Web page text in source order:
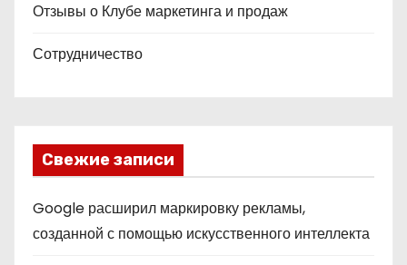
Отзывы о Клубе маркетинга и продаж
Сотрудничество
Свежие записи
Google расширил маркировку рекламы,
созданной с помощью искусственного интеллекта